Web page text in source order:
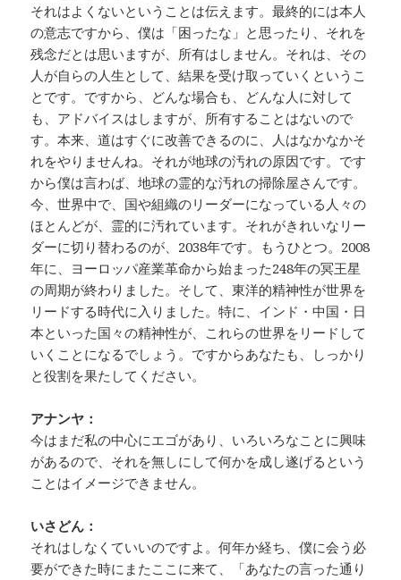
それはよくないということは伝えます。最終的には本人
の意志ですから、僕は「困ったな」と思ったり、それを
残念だとは思いますが、所有はしません。それは、その
人が自らの人生として、結果を受け取っていくというこ
とです。ですから、どんな場合も、どんな人に対して
も、アドバイスはしますが、所有することはないので
す。本来、道はすぐに改善できるのに、人はなかなかそ
れをやりませんね。それが地球の汚れの原因です。です
から僕は言わば、地球の霊的な汚れの掃除屋さんです。
今、世界中で、国や組織のリーダーになっている人々の
ほとんどが、霊的に汚れています。それがきれいなリー
ダーに切り替わるのが、2038年です。もうひとつ。2008
年に、ヨーロッパ産業革命から始まった248年の冥王星
の周期が終わりました。そして、東洋的精神性が世界を
リードする時代に入りました。特に、インド・中国・日
本といった国々の精神性が、これらの世界をリードして
いくことになるでしょう。ですからあなたも、しっかり
と役割を果たしてください。
アナンヤ：
今はまだ私の中心にエゴがあり、いろいろなことに興味
があるので、それを無しにして何かを成し遂げるという
ことはイメージできません。
いさどん：
それはしなくていいのですよ。何年か経ち、僕に会う必
要ができた時にまたここに来て、「あなたの言った通り